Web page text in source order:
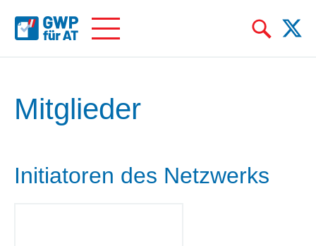
Mitglieder
Initiatoren des Netzwerks